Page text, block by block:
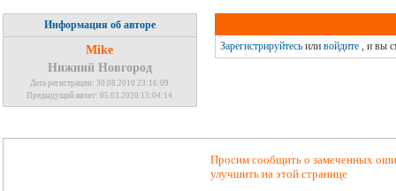
Информация об авторе
Mike
Нижний Новгород
Дата регистрации: 30.08.2010 23:16:09
Предыдущий визит: 05.03.2020 13:04:14
Зарегистрируйтесьили войдите, и вы
Просим сообщить о замеченных
улучшить на этой странице